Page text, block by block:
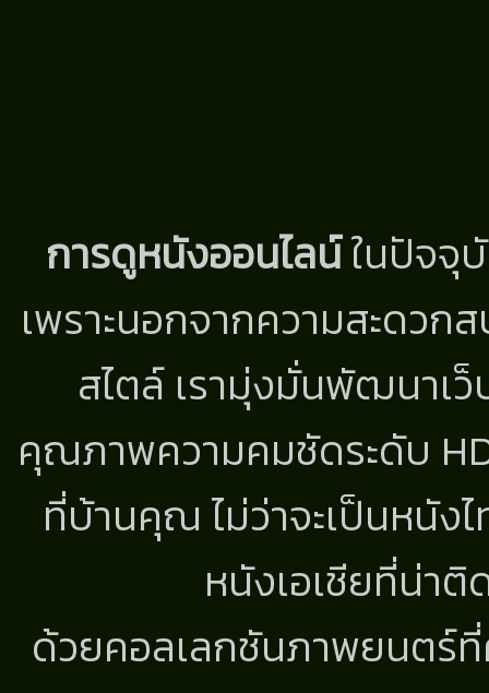
การดูหนังออนไลน์ในปัจจุ
เพราะนอกจากความสะดว
สไตล์ เรามุ่งมั่นพัฒนาเ
คุณภาพความคมชัดระดับ
ที่บ้านคุณ ไม่ว่าจะเป็นหนั
หนังเอเชียที่น่า
ด้วยคอลเลกชันภาพยนตร์